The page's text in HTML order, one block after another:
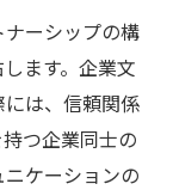
ーシップの構
ます。企業文
は、信頼関係
つ企業同士の
ケーションの